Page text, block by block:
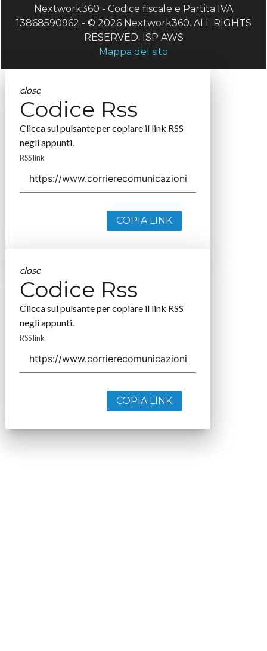
Nextwork360 - Codice fiscale e Partita IVA
13868590962 - © 2026 Nextwork360. ALL RIGHTS
RESERVED. ISP AWS
Mappa del sito
close
Codice Rss
Clicca sul pulsante per copiare il link RSS
negli appunti.
RSS link
COPIA LINK
close
Codice Rss
Clicca sul pulsante per copiare il link RSS
negli appunti.
RSS link
COPIA LINK